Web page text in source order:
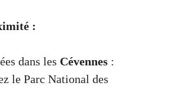
:
dans les Cévennes :
le Parc National des